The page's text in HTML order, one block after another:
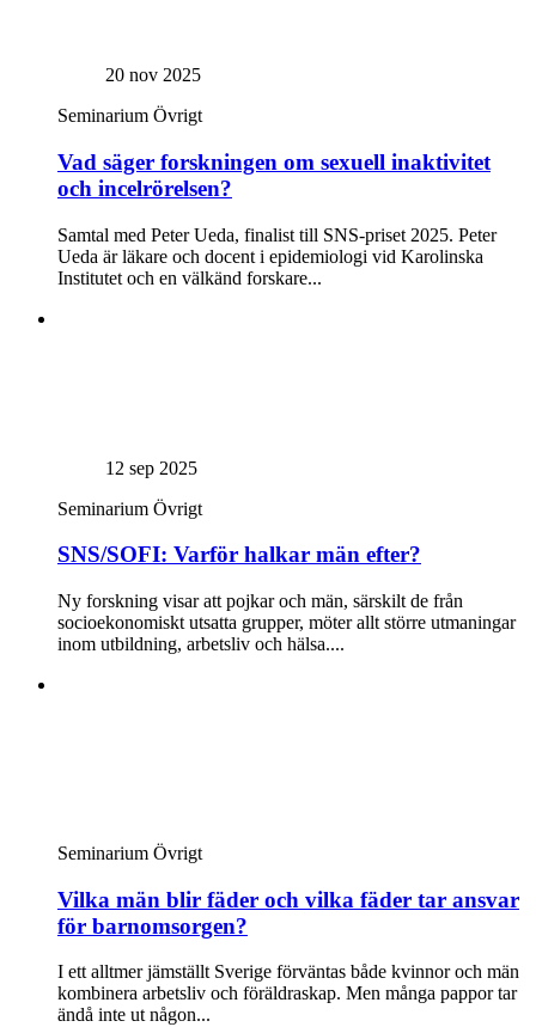
20 nov 2025
Seminarium Övrigt
Vad säger forskningen om sexuell inaktivitet
och incelrörelsen?
Samtal med Peter Ueda, finalist till SNS-priset 2025. Peter
Ueda är läkare och docent i epidemiologi vid Karolinska
Institutet och en välkänd forskare...
12 sep 2025
Seminarium Övrigt
SNS/SOFI: Varför halkar män efter?
Ny forskning visar att pojkar och män, särskilt de från
socioekonomiskt utsatta grupper, möter allt större utmaningar
inom utbildning, arbetsliv och hälsa....
Seminarium Övrigt
Vilka män blir fäder och vilka fäder tar ansvar
för barnomsorgen?
I ett alltmer jämställt Sverige förväntas både kvinnor och män
kombinera arbetsliv och föräldraskap. Men många pappor tar
ändå inte ut någon...